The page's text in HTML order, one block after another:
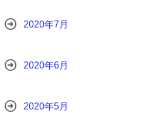
2020年7月
2020年6月
2020年5月